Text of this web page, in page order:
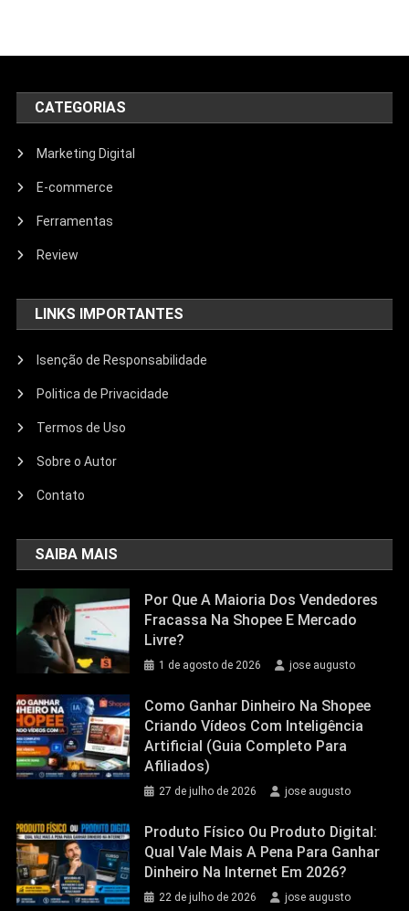
CATEGORIAS
Marketing Digital
E-commerce
Ferramentas
Review
LINKS IMPORTANTES
Isenção de Responsabilidade
Politica de Privacidade
Termos de Uso
Sobre o Autor
Contato
SAIBA MAIS
Por Que A Maioria Dos Vendedores
Fracassa Na Shopee E Mercado
Livre?
1 de agosto de 2026 jose augusto
Como Ganhar Dinheiro Na Shopee
Criando Vídeos Com Inteligência
Artificial (Guia Completo Para
Afiliados)
27 de julho de 2026 jose augusto
Produto Físico Ou Produto Digital:
Qual Vale Mais A Pena Para Ganhar
Dinheiro Na Internet Em 2026?
22 de julho de 2026 jose augusto